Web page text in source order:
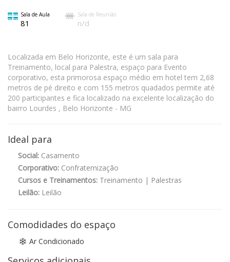
Sala de Aula
81
Sala de Reunião
n/d
Localizada em Belo Horizonte, este é um sala para
Treinamento, local para Palestra, espaço para Evento
corporativo, esta primorosa espaço médio em hotel tem 2,68
metros de pé direito e com 155 metros quadados permite até
200 participantes e fica localizado na excelente localização do
bairro Lourdes , Belo Horizonte - MG
Ideal para
Social: Casamento
Corporativo: Confraternização
Cursos e Treinamentos: Treinamento | Palestras
Leilão: Leilão
Comodidades do espaço
Ar Condicionado